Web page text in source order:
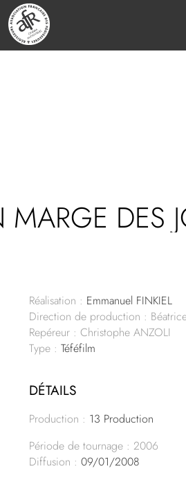
MARGE DES
Réalisation : Emmanuel FINKIEL
Direction de production :
Repéreur : Christophe ANZOLI
Type : Téféfilm
DÉTAILS
Production : 13 Production
Période de tournage : 2006
Diffusion : 09/01/2008